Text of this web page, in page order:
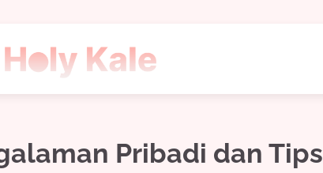
Pribadi dan Tips